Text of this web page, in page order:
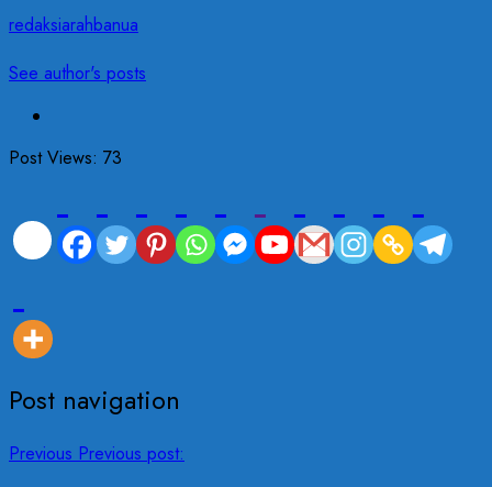
redaksiarahbanua
See author's posts
Post Views: 73
Post navigation
Previous Previous post: